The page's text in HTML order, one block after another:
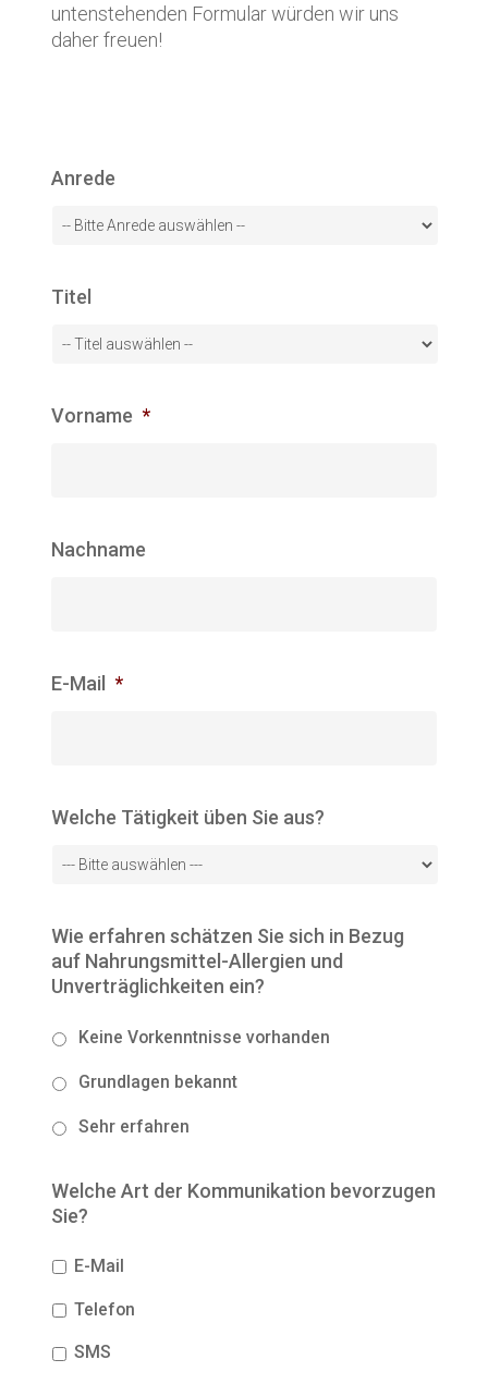
untenstehenden Formular würden wir uns
daher freuen!
Anrede
Titel
Vorname *
Nachname
E-Mail *
Welche Tätigkeit üben Sie aus?
Wie erfahren schätzen Sie sich in Bezug
auf Nahrungsmittel-Allergien und
Unverträglichkeiten ein?
Keine Vorkenntnisse vorhanden
Grundlagen bekannt
Sehr erfahren
Welche Art der Kommunikation bevorzugen
Sie?
E-Mail
Telefon
SMS